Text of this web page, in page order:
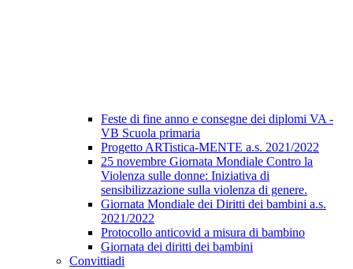
Feste di fine anno e consegne dei diplomi VA -
VB Scuola primaria
Progetto ARTistica-MENTE a.s. 2021/2022
25 novembre Giornata Mondiale Contro la
Violenza sulle donne: Iniziativa di
sensibilizzazione sulla violenza di genere.
Giornata Mondiale dei Diritti dei bambini a.s.
2021/2022
Protocollo anticovid a misura di bambino
Giornata dei diritti dei bambini
Convittiadi